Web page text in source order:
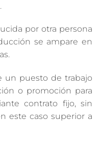
por otra persona
se ampare en
un puesto de trabajo
o promoción para
contrato fijo, sin
este caso superior a